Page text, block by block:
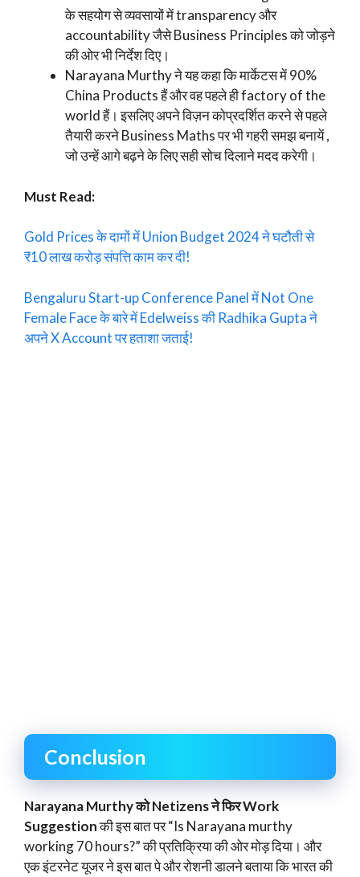
के सहयोग से व्यवसायों में transparency और
accountability जैसे Business Principles को जोड़ने
की ओर भी निर्देश दिए।
Narayana Murthy ने यह कहा कि मार्केटस में 90%
China Products हैं और वह पहले ही factory of the
world हैं। इसलिए अपने विज़न कोप्रदर्शित करने से पहले
तैयारी करने Business Maths पर भी गहरी समझ बनायें ,
जो उन्हें आगे बढ़ने के लिए सही सोच दिलाने मदद करेगी।
Must Read:
Gold Prices के दामों में Union Budget 2024 ने घटौती से
₹10 लाख करोड़ संपत्ति काम कर दी!
Bengaluru Start-up Conference Panel में Not One
Female Face के बारे में Edelweiss की Radhika Gupta ने
अपने X Account पर हताशा जताई!
Conclusion
Narayana Murthy को Netizens ने फिर Work
Suggestionकी इस बात पर “Is Narayana murthy
working 70 hours?” की प्रतिक्रिया की ओर मोड़ दिया। और
एक इंटरनेट यूजर ने इस बात पे और रोशनी डालने बताया कि भारत की